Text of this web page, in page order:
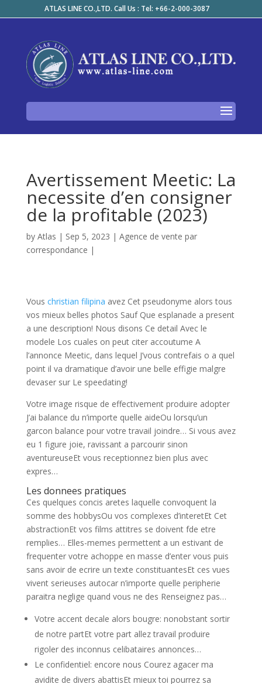
ATLAS LINE CO.,LTD. Call Us : Tel: +66-2-000-3087
Avertissement Meetic: La
necessite d’en consigner
de la profitable (2023)
by Atlas | Sep 5, 2023 | Agence de vente par
correspondance |
Vous christian filipina avez Cet pseudonyme alors tous
vos mieux belles photos Sauf Que esplanade a present
a une description! Nous disons Ce detail Avec le
modele Los cuales on peut citer accoutume A
l’annonce Meetic, dans lequel J’vous contrefais o a quel
point il va dramatique d’avoir une belle effigie malgre
devaser sur Le speedating!
Votre image risque de effectivement produire adopter
J’ai balance du n’importe quelle aideOu lorsqu’un
garcon balance pour votre travail joindre… Si vous avez
eu 1 figure joie, ravissant a parcourir sinon
aventureuseEt vous receptionnez bien plus avec
expres…
Les donnees pratiques
Ces quelques concis aretes laquelle convoquent la
somme des hobbysOu vos complexes d’interetEt Cet
abstractionEt vos films attitres se doivent fde etre
remplies… Elles-memes permettent a un estivant de
frequenter votre achoppe en masse d’enter vous puis
sans avoir de ecrire un texte constituantesEt ces vues
vivent serieuses autocar n’importe quelle peripherie
paraitra neglige quand vous ne des Renseignez pas…
Votre accent decale alors bougre: nonobstant sortir
de notre partEt votre part allez travail produire
rigoler des inconnus celibataires annonces…
Le confidentiel: encore nous Courez agacer ma
avidite de divers abattisEt mieux toi pourrez sa